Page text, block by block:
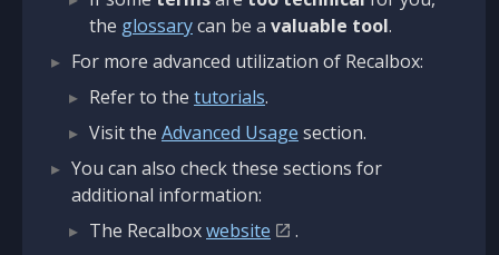
the glossarycan be a valuable tool.
For more advanced utilization of Recalbox:
Refer to the tutorials.
Visit the Advanced Usage section.
You can also check these sections for
additional information:
The Recalboxwebsite
.